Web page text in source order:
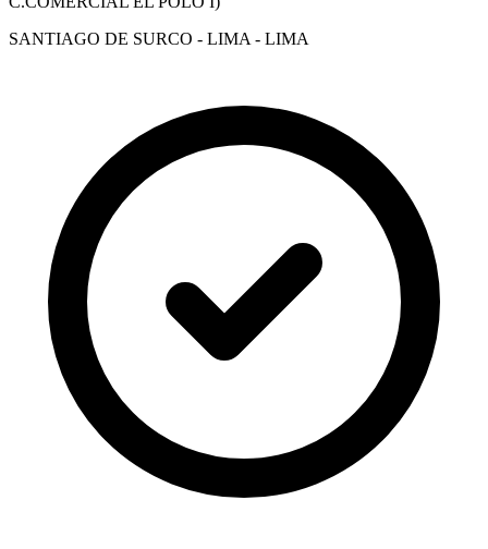
SANTIAGO DE SURCO - LIMA - LIMA